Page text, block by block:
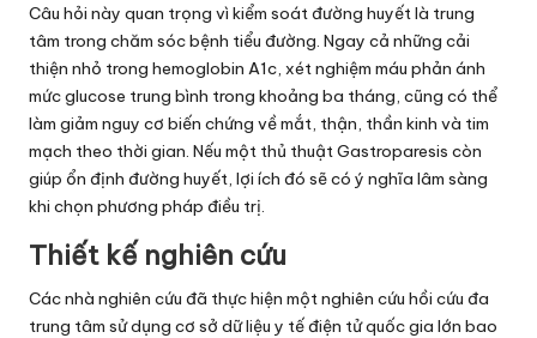
Câu hỏi này quan trọng vì kiểm soát đường huyết là trung
tâm trong chăm sóc bệnh tiểu đường. Ngay cả những cải
thiện nhỏ trong hemoglobin A1c, xét nghiệm máu phản ánh
mức glucose trung bình trong khoảng ba tháng, cũng có thể
làm giảm nguy cơ biến chứng về mắt, thận, thần kinh và tim
mạch theo thời gian. Nếu một thủ thuật Gastroparesis còn
giúp ổn định đường huyết, lợi ích đó sẽ có ý nghĩa lâm sàng
khi chọn phương pháp điều trị.
Thiết kế nghiên cứu
Các nhà nghiên cứu đã thực hiện một nghiên cứu hồi cứu đa
trung tâm sử dụng cơ sở dữ liệu y tế điện tử quốc gia lớn bao